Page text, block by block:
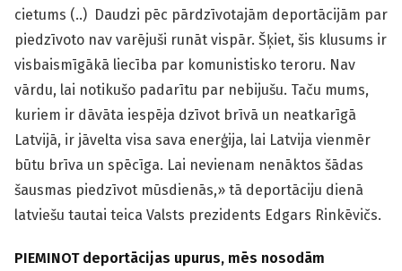
cietums (..) Daudzi pēc pārdzīvotajām deportācijām par
piedzīvoto nav varējuši runāt vispār. Šķiet, šis klusums ir
visbaismīgākā liecība par komunistisko teroru. Nav
vārdu, lai notikušo padarītu par nebijušu. Taču mums,
kuriem ir dāvāta iespēja dzīvot brīvā un neatkarīgā
Latvijā, ir jāvelta visa sava enerģija, lai Latvija vienmēr
būtu brīva un spēcīga. Lai nevienam nenāktos šādas
šausmas piedzīvot mūsdienās,» tā deportāciju dienā
latviešu tautai teica Valsts prezidents Edgars Rinkēvičs.
PIEMINOT deportācijas upurus, mēs nosodām